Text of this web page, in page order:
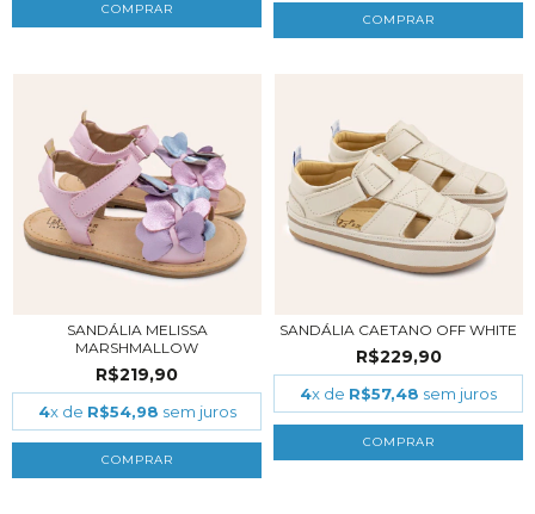
COMPRAR
COMPRAR
SANDÁLIA MELISSA
MARSHMALLOW
R$219,90
4x de R$54,98 sem juros
COMPRAR
SANDÁLIA CAETANO OFF WHITE
R$229,90
4x de R$57,48 sem juros
COMPRAR